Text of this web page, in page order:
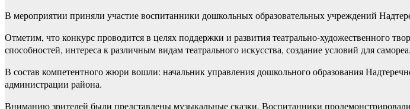
В мероприятии приняли участие воспитанники дошкольных образовательных учреждений
Отметим, что конкурс проводится в целях поддержки и развития театрально-художественного
способностей, интереса к различным видам театрального искусства, создание условий для
В состав компетентного жюри вошли: начальник управления дошкольного образования
администрации района.
Вниманию зрителей были представлены музыкальные сказки. Воспитанники